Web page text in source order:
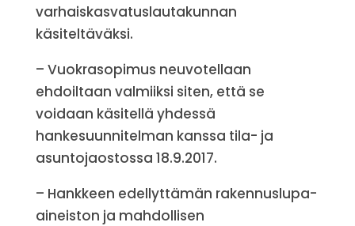
varhaiskasvatuslautakunnan
käsiteltäväksi.
– Vuokrasopimus neuvotellaan
ehdoiltaan valmiiksi siten, että se
voidaan käsitellä yhdessä
hankesuunnitelman kanssa tila- ja
asuntojaostossa 18.9.2017.
– Hankkeen edellyttämän rakennuslupa-
aineiston ja mahdollisen